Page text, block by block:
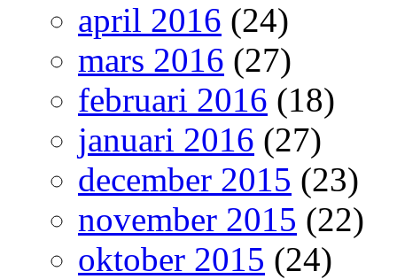
april 2016 (24)
mars 2016 (27)
februari 2016 (18)
januari 2016 (27)
december 2015 (23)
november 2015 (22)
oktober 2015 (24)